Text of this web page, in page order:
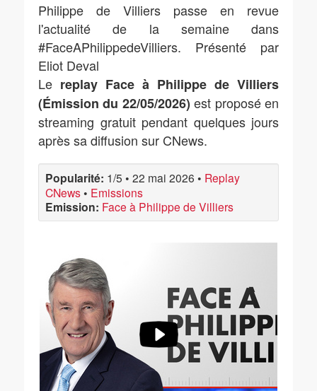
Philippe de Villiers passe en revue
l'actualité de la semaine dans
#FaceAPhilippedeVilliers. Présenté par
Eliot Deval
Le replay Face à Philippe de Villiers
(Émission du 22/05/2026) est proposé en
streaming gratuit pendant quelques jours
après sa diffusion sur CNews.
Popularité: 1/5 • 22 mai 2026 • Replay
CNews • Emissions
Emission: Face à Philippe de Villiers